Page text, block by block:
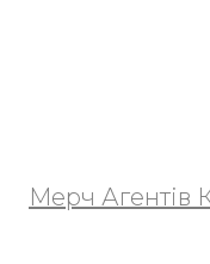
Мерч Агентів